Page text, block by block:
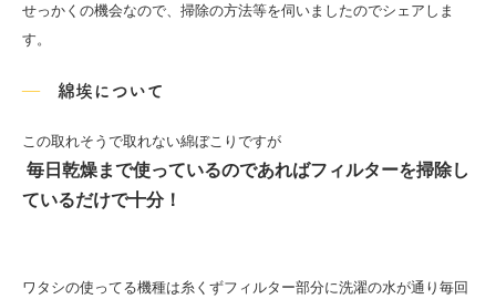
せっかくの機会なので、掃除の方法等を伺いましたのでシェアしま
す。
綿埃について
この取れそうで取れない綿ぼこりですが
毎日乾燥まで使っているのであればフィルターを掃除し
ているだけで十分！
ワタシの使ってる機種は糸くずフィルター部分に洗濯の水が通り毎回